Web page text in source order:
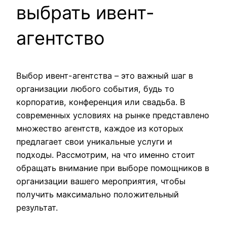
выбрать ивент-
агентство
Выбор ивент-агентства – это важный шаг в
организации любого события, будь то
корпоратив, конференция или свадьба. В
современных условиях на рынке представлено
множество агентств, каждое из которых
предлагает свои уникальные услуги и
подходы. Рассмотрим, на что именно стоит
обращать внимание при выборе помощников в
организации вашего мероприятия, чтобы
получить максимально положительный
результат.